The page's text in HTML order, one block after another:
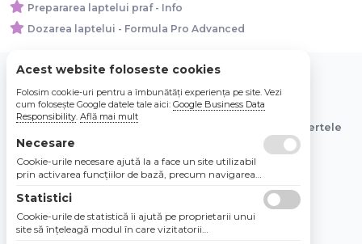
Prepararea laptelui praf - Info
Dozarea laptelui - Formula Pro Advanced
© 2026 Bebe Nou Online Store SRL
Toate preturile sunt exprimate in lei si includ tva. Ofertele
sunt valabile in limita stocului disponibil.
Acest website foloseste cookies
Folosim cookie-uri pentru a îmbunătăți experiența pe site. Vezi
cum folosește Google datele tale aici: Google Business Data
Responsibility. Află mai mult
Necesare
Cookie-urile necesare ajută la a face un site utilizabil
prin activarea funcţiilor de bază, precum navigarea
Site-ul nu poate funcţiona corespunzător fără aceste
cookie-uri.
Statistici
Cookie-urile de statistică îi ajută pe proprietarii unui
site să înţeleagă modul în care vizitatorii